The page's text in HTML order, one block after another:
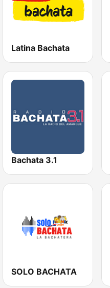
Latina Bachata
Bachata 3.1
SOLO BACHATA